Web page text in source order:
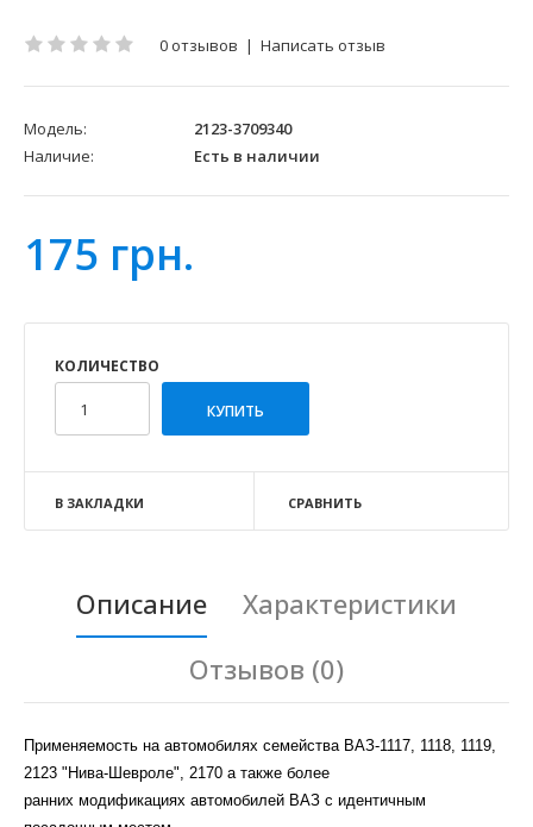
0 отзывов | Написать отзыв
Модель:
2123-3709340
Наличие:
Есть в наличии
175 грн.
КОЛИЧЕСТВО
В ЗАКЛАДКИ СРАВНИТЬ
Описание
Характеристики
Отзывов (0)
Применяемость на автомобилях семейства ВАЗ-1117, 1118, 1119,
2123 "Нива-Шевроле", 2170 а также более
ранних модификациях автомобилей ВАЗ с идентичным